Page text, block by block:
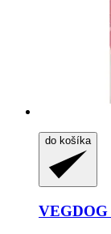
do košíka
VEGDOG